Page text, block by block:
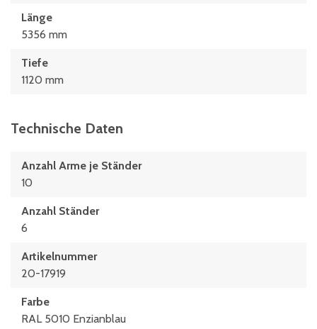
Länge
5356 mm
Tiefe
1120 mm
Technische Daten
Anzahl Arme je Ständer
10
Anzahl Ständer
6
Artikelnummer
20-17919
Farbe
RAL 5010 Enzianblau